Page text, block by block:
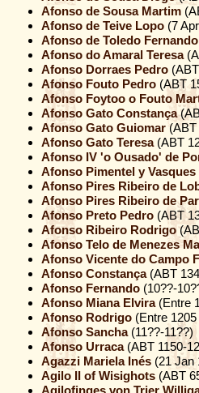
Afonso de Sousa Martim
Afonso de Teive Lopo (7
Afonso de Toledo Fernando
Afonso do Amaral Teresa
Afonso Dorraes Pedro
Afonso Fouto Pedro (ABT
Afonso Foytoo o Fouto
Afonso Gato Constança
Afonso Gato Guiomar(ABT
Afonso Gato Teresa(ABT
Afonso IV 'o Ousado' de
Afonso Pimentel y
Afonso Pires Ribeiro de
Afonso Pires Ribeiro de
Afonso Preto Pedro (ABT
Afonso Ribeiro Rodrigo
Afonso Telo de Menezes
Afonso Vicente do Campo
Afonso Constança(ABT
Afonso Fernando (10??-
Afonso Miana Elvira(Entre
Afonso Rodrigo (Entre
Afonso Sancha(11??-11??)
Afonso Urraca(ABT 1150-
Agazzi Mariela Inés (21 Jan
Agilo II of Wisighots (ABT
Agilofinges von Trier